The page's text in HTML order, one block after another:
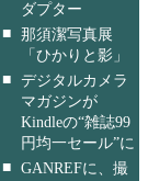
ダプター
■ 那須潔写真展
「ひかりと影」
■ デジタルカメラ
マガジンが
Kindleの“雑誌99
円均一セール”に
■ GANREFに、撮